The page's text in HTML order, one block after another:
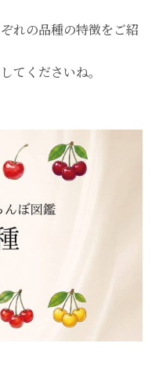
れの品種の特徴をご紹
てくださいね。